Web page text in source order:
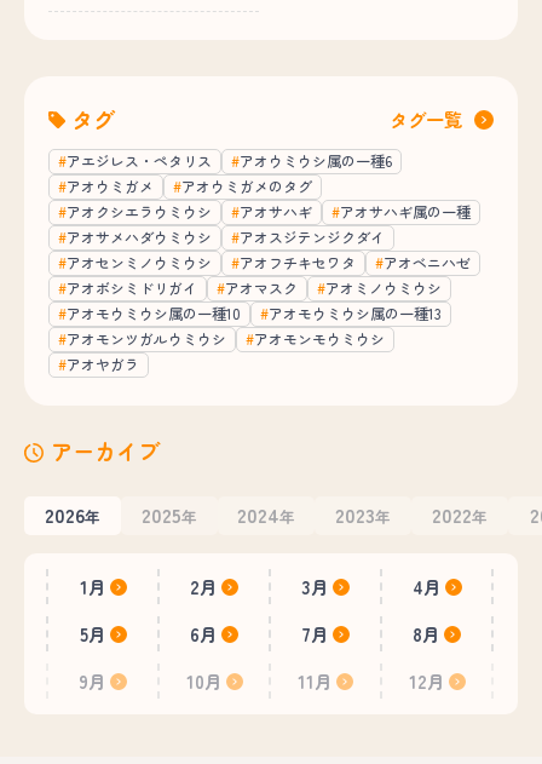
タグ タグ一覧
アエジレス・ペタリス
アオウミウシ属の一種6
アオウミガメ
アオウミガメのタグ
アオクシエラウミウシ
アオサハギ
アオサハギ属の一種
アオサメハダウミウシ
アオスジテンジクダイ
アオセンミノウミウシ
アオフチキセワタ
アオベニハゼ
アオボシミドリガイ
アオマスク
アオミノウミウシ
アオモウミウシ属の一種10
アオモウミウシ属の一種13
アオモンツガルウミウシ
アオモンモウミウシ
アオヤガラ
アーカイブ
2026年 2025年 2024年 2023年 2022年
1月 2月 3月
4月
5月
6月 7月
8月
9月
10月 11月 12月